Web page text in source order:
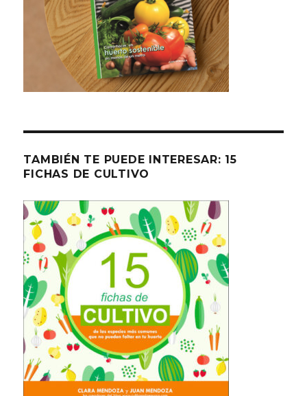
TAMBIÉN TE PUEDE INTERESAR: 15
FICHAS DE CULTIVO